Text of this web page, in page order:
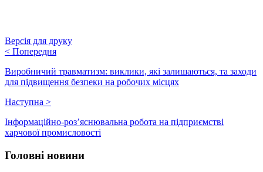
Версія для друку
< Попередня
Виробничий травматизм: виклики, які залишаються, та заходи
для підвищення безпеки на робочих місцях
Наступна >
Інформаційно-роз’яснювальна робота на підприємстві
харчової промисловості
Головні новини